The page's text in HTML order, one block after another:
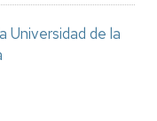
Universidad de la